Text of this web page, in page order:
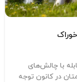
با چالش‌های
در کانون توجه